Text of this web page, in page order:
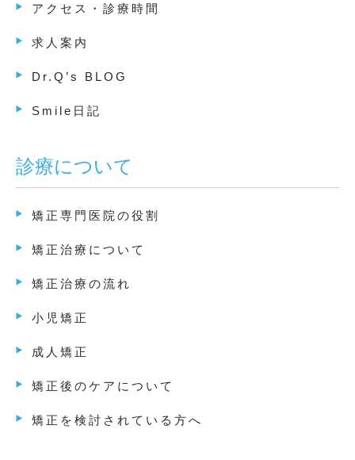
アクセス・診療時間
求人案内
Dr.Q’s BLOG
Smile日記
診療について
矯正専門医院の役割
矯正治療について
矯正治療の流れ
小児矯正
成人矯正
矯正後のケアについて
矯正を検討されている方へ